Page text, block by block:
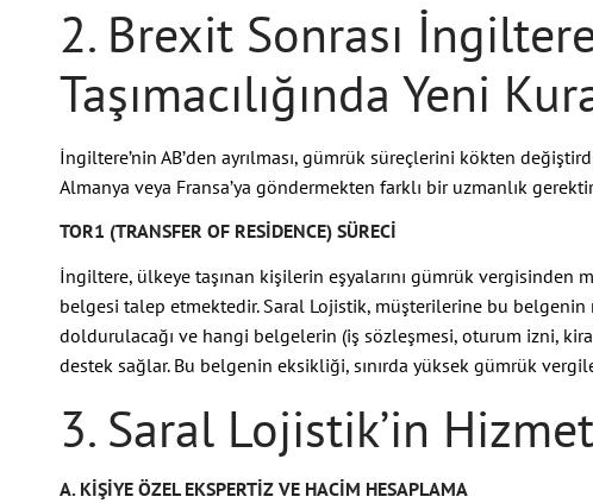
2. Brexit Sonrası
Taşımacılığında Yeni
İngiltere’nin AB’den ayrılması, gümrük süreçlerini kökten
Almanya veya Fransa’ya göndermekten farklı bir uzmanlık
TOR1 (TRANSFER OF RESIDENCE) SÜRECI
İngiltere, ülkeye taşınan kişilerin eşyalarını gümrük vergisinden
belgesi talep etmektedir. Saral Lojistik, müşterilerine bu belgenin
doldurulacağı ve hangi belgelerin (iş sözleşmesi, oturum izni,
destek sağlar. Bu belgenin eksikliği, sınırda yüksek gümrük
3. Saral Lojistik’in
A. KIŞIYE ÖZEL EKSPERTIZ VE HACIM HESAPLAMA